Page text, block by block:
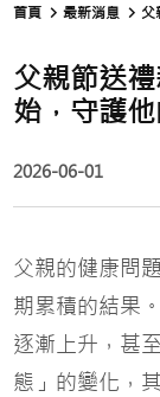
首頁 最新消息
父親節送
始，守護
2026-06-01
父親的健康問
期累積的結果
逐漸上升，甚
態」的變化，